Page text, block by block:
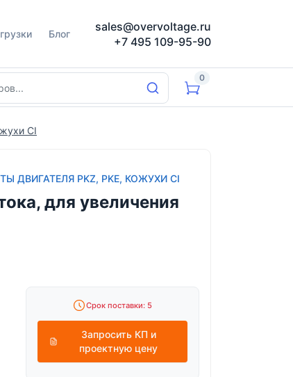
Блог
sales@overvoltage.ru
+7 495 109-95-90
0
CI
PKZ, PKE, КОЖУХИ CI
для увеличения
Срок поставки: 5
Запросить КП и
проектную цену